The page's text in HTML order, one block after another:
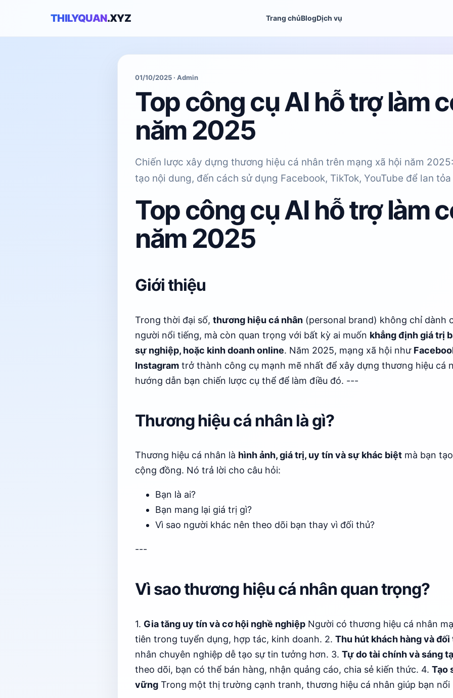
THILYQUAN.XYZ Trang chủBlogDịch vụ
01/10/2025 · Admin
Top công cụ AI hỗ trợ làm
năm 2025
Chiến lược xây dựng thương hiệu cá nhân trên mạng xã hội năm
tạo nội dung, đến cách sử dụng Facebook, TikTok, YouTube để lan
Top công cụ AI hỗ trợ làm
năm 2025
Giới thiệu
Trong thời đại số, thương hiệu cá nhân (personal brand) không chỉ dành
người nổi tiếng, mà còn quan trọng với bất kỳ ai muốn khẳng định giá trị
sự nghiệp, hoặc kinh doanh online. Năm 2025, mạng xã hội như
Instagram trở thành công cụ mạnh mẽ nhất để xây dựng thương hiệu cá
hướng dẫn bạn chiến lược cụ thể để làm điều đó. ---
Thương hiệu cá nhân là gì?
Thương hiệu cá nhân là hình ảnh, giá trị, uy tín và sự khác biệt mà bạn
cộng đồng. Nó trả lời cho câu hỏi:
Bạn là ai?
Bạn mang lại giá trị gì?
Vì sao người khác nên theo dõi bạn thay vì đối thủ?
---
Vì sao thương hiệu cá nhân quan trọng?
1. Gia tăng uy tín và cơ hội nghề nghiệp Người có thương hiệu cá nhân
tiên trong tuyển dụng, hợp tác, kinh doanh. 2. Thu hút khách hàng và đối
nhân chuyên nghiệp dễ tạo sự tin tưởng hơn. 3. Tự do tài chính và sáng
theo dõi, bạn có thể bán hàng, nhận quảng cáo, chia sẻ kiến thức. 4. Tạo
vững Trong một thị trường cạnh tranh, thương hiệu cá nhân giúp bạn